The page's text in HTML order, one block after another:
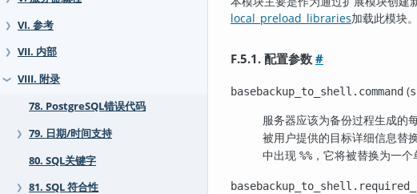
❯ VI. 参考
❯ VII. 内部
❯
VIII. 附录
78. PostgreSQL错误代码
❯
79. 日期/时间支持
80. SQL关键字
❯ 81. SQL 符合性
local_preload_libraries加载此模块。
F.5.1. 配置参数#
basebackup_to_shell.command (
服务器应该为备份过程生成的
被用户提供的目标详细信息替
中出现 %% ，它将被替换为一个